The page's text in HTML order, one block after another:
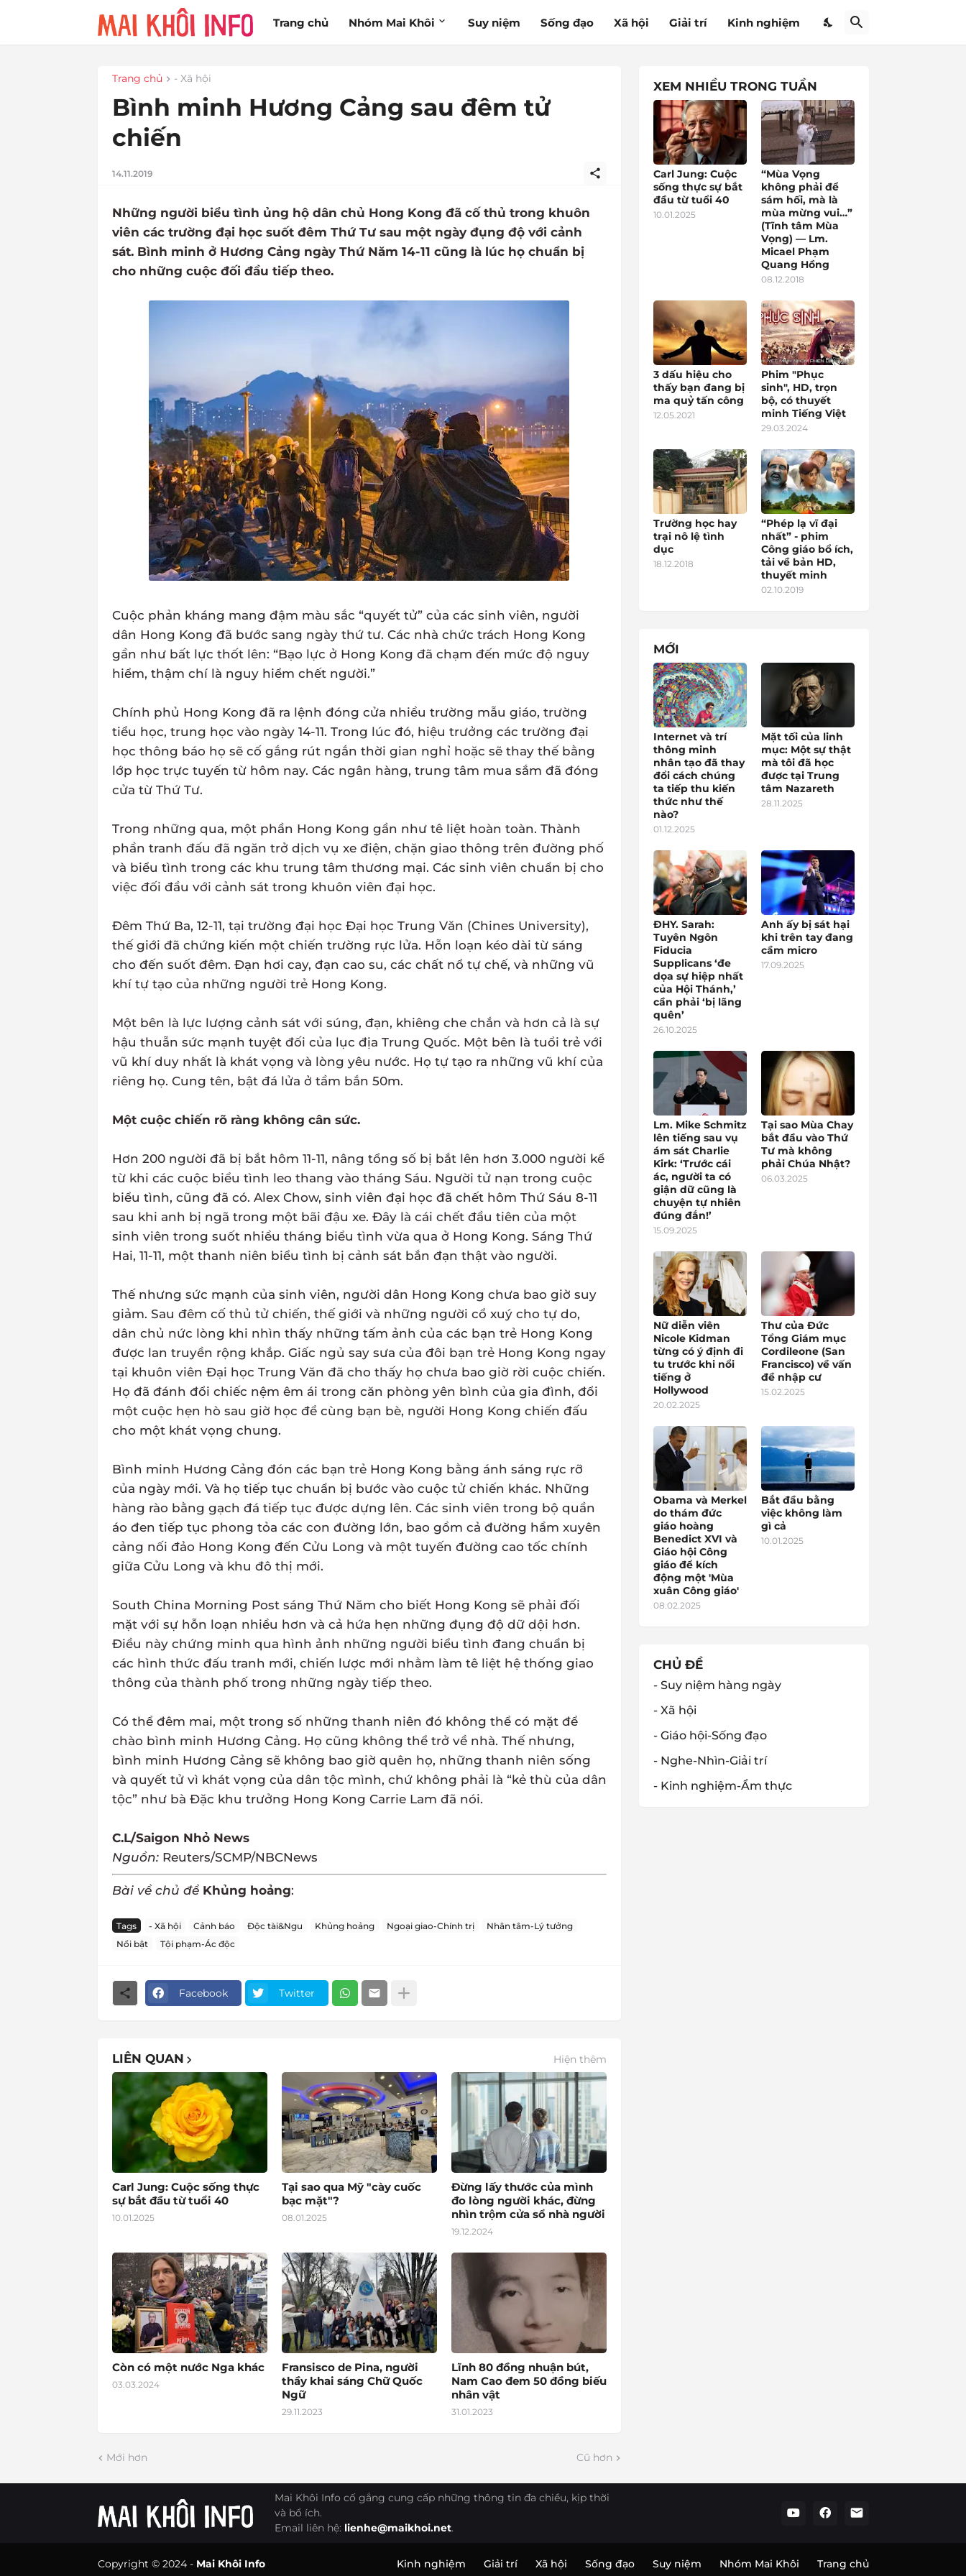
Trang chủ Nhóm Mai Khôi Suy niệm Sống đạo Xã hội Giải trí Kinh nghiệm
Trang chủ - Xã hội
Bình minh Hương Cảng sau đêm tử
chiến
14.11.2019
Những người biểu tình ủng hộ dân chủ Hong Kong đã cố thủ trong khuôn
viên các trường đại học suốt đêm Thứ Tư sau một ngày đụng độ với cảnh
sát. Bình minh ở Hương Cảng ngày Thứ Năm 14-11 cũng là lúc họ chuẩn bị
cho những cuộc đối đầu tiếp theo.
Cuộc phản kháng mang đậm màu sắc “quyết tử” của các sinh viên, người
dân Hong Kong đã bước sang ngày thứ tư. Các nhà chức trách Hong Kong
gần như bất lực thốt lên: “Bạo lực ở Hong Kong đã chạm đến mức độ nguy
hiểm, thậm chí là nguy hiểm chết người.”
Chính phủ Hong Kong đã ra lệnh đóng cửa nhiều trường mẫu giáo, trường
tiểu học, trung học vào ngày 14-11. Trong lúc đó, hiệu trưởng các trường đại
học thông báo họ sẽ cố gắng rút ngắn thời gian nghỉ hoặc sẽ thay thế bằng
lớp học trực tuyến từ hôm nay. Các ngân hàng, trung tâm mua sắm đã đóng
cửa từ Thứ Tư.
Trong những qua, một phần Hong Kong gần như tê liệt hoàn toàn. Thành
phần tranh đấu đã ngăn trở dịch vụ xe điện, chặn giao thông trên đường phố
và biểu tình trong các khu trung tâm thương mại. Các sinh viên chuẩn bị cho
việc đối đầu với cảnh sát trong khuôn viên đại học.
Đêm Thứ Ba, 12-11, tại trường đại học Đại học Trung Văn (Chines University),
thế giới đã chứng kiến một chiến trường rực lửa. Hỗn loạn kéo dài từ sáng
cho đến suốt đêm. Đạn hơi cay, đạn cao su, các chất nổ tự chế, và những vũ
khí tự tạo của những người trẻ Hong Kong.
Một bên là lực lượng cảnh sát với súng, đạn, khiêng che chắn và hơn cả là sự
hậu thuẫn sức mạnh tuyệt đối của lục địa Trung Quốc. Một bên là tuổi trẻ với
vũ khí duy nhất là khát vọng và lòng yêu nước. Họ tự tạo ra những vũ khí của
riêng họ. Cung tên, bật đá lửa ở tầm bắn 50m.
Một cuộc chiến rõ ràng không cân sức.
Hơn 200 người đã bị bắt hôm 11-11, nâng tổng số bị bắt lên hơn 3.000 người kể
từ khi các cuộc biểu tình leo thang vào tháng Sáu. Người tử nạn trong cuộc
biểu tình, cũng đã có. Alex Chow, sinh viên đại học đã chết hôm Thứ Sáu 8-11
sau khi anh bị ngã trong một bãi đậu xe. Đây là cái chết đầu tiên của một
sinh viên trong suốt nhiều tháng biểu tình vừa qua ở Hong Kong. Sáng Thứ
Hai, 11-11, một thanh niên biểu tình bị cảnh sát bắn đạn thật vào người.
Thế nhưng sức mạnh của sinh viên, người dân Hong Kong chưa bao giờ suy
giảm. Sau đêm cố thủ tử chiến, thế giới và những người cổ xuý cho tự do,
dân chủ nức lòng khi nhìn thấy những tấm ảnh của các bạn trẻ Hong Kong
được lan truyền rộng khắp. Giấc ngủ say sưa của đôi bạn trẻ Hong Kong ngay
tại khuôn viên Đại học Trung Văn đã cho thấy họ chưa bao giờ rời cuộc chiến.
Họ đã đánh đổi chiếc nệm êm ái trong căn phòng yên bình của gia đình, đổi
một cuộc hẹn hò sau giờ học để cùng bạn bè, người Hong Kong chiến đấu
cho một khát vọng chung.
Bình minh Hương Cảng đón các bạn trẻ Hong Kong bằng ánh sáng rực rỡ
của ngày mới. Và họ tiếp tục chuẩn bị bước vào cuộc tử chiến khác. Những
hàng rào bằng gạch đá tiếp tục được dựng lên. Các sinh viên trong bộ quần
áo đen tiếp tục phong tỏa các con đường lớn, bao gồm cả đường hầm xuyên
cảng nối đảo Hong Kong đến Cửu Long và một tuyến đường cao tốc chính
giữa Cửu Long và khu đô thị mới.
South China Morning Post sáng Thứ Năm cho biết Hong Kong sẽ phải đối
mặt với sự hỗn loạn nhiều hơn và cả hứa hẹn những đụng độ dữ dội hơn.
Điều này chứng minh qua hình ảnh những người biểu tình đang chuẩn bị
các hình thức đấu tranh mới, chiến lược mới nhằm làm tê liệt hệ thống giao
thông của thành phố trong những ngày tiếp theo.
Có thể đêm mai, một trong số những thanh niên đó không thể có mặt để
chào bình minh Hương Cảng. Họ cũng không thể trở về nhà. Thế nhưng,
bình minh Hương Cảng sẽ không bao giờ quên họ, những thanh niên sống
và quyết tử vì khát vọng của dân tộc mình, chứ không phải là “kẻ thù của dân
tộc” như bà Đặc khu trưởng Hong Kong Carrie Lam đã nói.
C.L/Saigon Nhỏ News
Nguồn: Reuters/SCMP/NBCNews
Bài về chủ đề Khủng hoảng:
Tags - Xã hội Cảnh báo Độc tài&Ngu Khủng hoảng Ngoại giao-Chính trị
Nhân tâm-Lý tưởng
Nổi bật
Tội phạm-Ác độc
Facebook Twitter
LIÊN QUAN Hiện thêm
Carl Jung: Cuộc sống thực
sự bắt đầu từ tuổi 40
10.01.2025
Tại sao qua Mỹ "cày cuốc
bạc mặt"?
08.01.2025
Đừng lấy thước của mình
đo lòng người khác, đừng
nhìn trộm cửa sổ nhà người
19.12.2024
Còn có một nước Nga khác
03.03.2024
Fransisco de Pina, người
thầy khai sáng Chữ Quốc
Ngữ
29.11.2023
Lĩnh 80 đồng nhuận bút,
Nam Cao đem 50 đồng biếu
nhân vật
31.01.2023
Mới hơn Cũ hơn
XEM NHIỀU TRONG TUẦN
Carl Jung: Cuộc
sống thực sự bắt
đầu từ tuổi 40
10.01.2025
“Mùa Vọng
không phải để
sám hối, mà là
mùa mừng vui…”
(Tĩnh tâm Mùa
Vọng) — Lm.
Micael Phạm
Quang Hồng
08.12.2018
3 dấu hiệu cho
thấy bạn đang bị
ma quỷ tấn công
12.05.2021
Phim "Phục
sinh", HD, trọn
bộ, có thuyết
minh Tiếng Việt
29.03.2024
Trường học hay
trại nô lệ tình
dục
18.12.2018
“Phép lạ vĩ đại
nhất” - phim
Công giáo bổ ích,
tải về bản HD,
thuyết minh
02.10.2019
MỚI
Internet và trí
thông minh
nhân tạo đã thay
đổi cách chúng
ta tiếp thu kiến
thức như thế
nào?
01.12.2025
Mặt tối của linh
mục: Một sự thật
mà tôi đã học
được tại Trung
tâm Nazareth
28.11.2025
ĐHY. Sarah:
Tuyên Ngôn
Fiducia
Supplicans ‘đe
dọa sự hiệp nhất
của Hội Thánh,’
cần phải ‘bị lãng
quên’
26.10.2025
Anh ấy bị sát hại
khi trên tay đang
cầm micro
17.09.2025
Lm. Mike Schmitz
lên tiếng sau vụ
ám sát Charlie
Kirk: ‘Trước cái
ác, người ta có
giận dữ cũng là
chuyện tự nhiên
đúng đắn!’
15.09.2025
Tại sao Mùa Chay
bắt đầu vào Thứ
Tư mà không
phải Chúa Nhật?
06.03.2025
Nữ diễn viên
Nicole Kidman
từng có ý định đi
tu trước khi nổi
tiếng ở
Hollywood
20.02.2025
Thư của Đức
Tổng Giám mục
Cordileone (San
Francisco) về vấn
đề nhập cư
15.02.2025
Obama và Merkel
do thám đức
giáo hoàng
Benedict XVI và
Giáo hội Công
giáo để kích
động một 'Mùa
xuân Công giáo'
08.02.2025
Bắt đầu bằng
việc không làm
gì cả
10.01.2025
CHỦ ĐỀ
- Suy niệm hàng ngày
- Xã hội
- Giáo hội-Sống đạo
- Nghe-Nhìn-Giải trí
- Kinh nghiệm-Ẩm thực
Mai Khôi Info cố gắng cung cấp những thông tin đa chiều, kịp thời
và bổ ích.
Email liên hệ: lienhe@maikhoi.net.
Copyright © 2024 - Mai Khôi Info Kinh nghiệm Giải trí Xã hội Sống đạo Suy niệm Nhóm Mai Khôi Trang chủ